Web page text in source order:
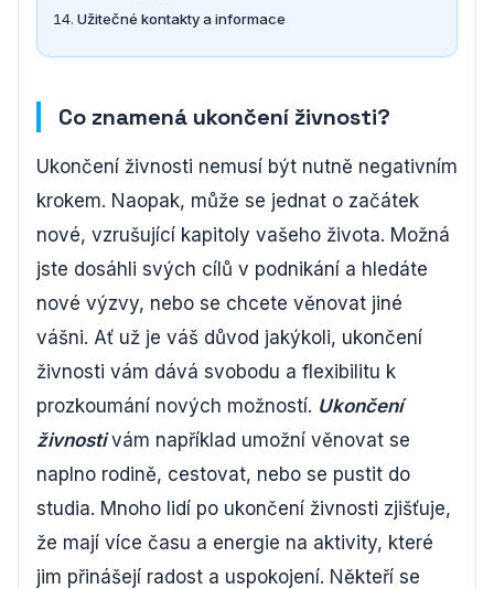
Užitečné kontakty a informace
Co znamená ukončení živnosti?
Ukončení živnosti nemusí být nutně negativním
krokem. Naopak, může se jednat o začátek
nové, vzrušující kapitoly vašeho života. Možná
jste dosáhli svých cílů v podnikání a hledáte
nové výzvy, nebo se chcete věnovat jiné
vášni. Ať už je váš důvod jakýkoli, ukončení
živnosti vám dává svobodu a flexibilitu k
prozkoumání nových možností. Ukončení
živnostivám například umožní věnovat se
naplno rodině, cestovat, nebo se pustit do
studia. Mnoho lidí po ukončení živnosti zjišťuje,
že mají více času a energie na aktivity, které
jim přinášejí radost a uspokojení. Někteří se